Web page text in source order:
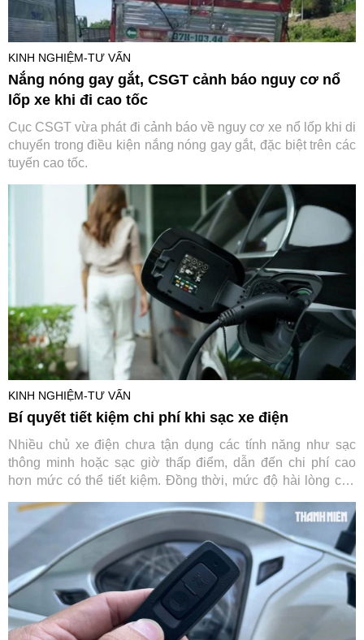
KINH NGHIỆM-TƯ VẤN
Nắng nóng gay gắt, CSGT cảnh báo nguy cơ nổ
lốp xe khi đi cao tốc
Cục CSGT vừa phát đi cảnh báo về nguy cơ xe nổ lốp khi di
chuyển trong điều kiện nắng nóng gay gắt, đặc biệt trên các
tuyến cao tốc.
KINH NGHIỆM-TƯ VẤN
Bí quyết tiết kiệm chi phí khi sạc xe điện
Nhiều chủ xe điện chưa tận dụng các tính năng như sạc
thông minh hoặc sạc giờ thấp điểm, dẫn đến chi phí cao
hơn mức có thể tiết kiệm. Đồng thời, mức độ hài lòng của
thương hiệu thiết bị.